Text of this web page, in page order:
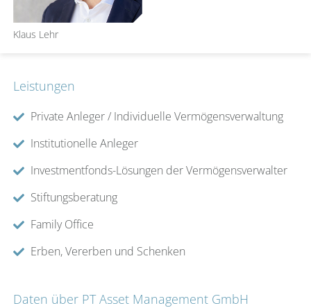
Klaus Lehr
Leistungen
Private Anleger / Individuelle Vermögensverwaltung
Institutionelle Anleger
Investmentfonds-Lösungen der Vermögensverwalter
Stiftungsberatung
Family Office
Erben, Vererben und Schenken
Daten über PT Asset Management GmbH